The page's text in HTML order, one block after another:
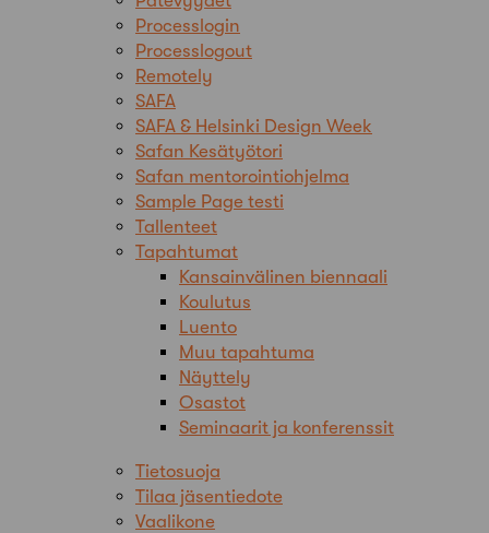
Processlogin
Processlogout
Remotely
SAFA
SAFA & Helsinki Design Week
Safan Kesätyötori
Safan mentorointiohjelma
Sample Page testi
Tallenteet
Tapahtumat
Kansainvälinen biennaali
Koulutus
Luento
Muu tapahtuma
Näyttely
Osastot
Seminaarit ja konferenssit
Tietosuoja
Tilaa jäsentiedote
Vaalikone